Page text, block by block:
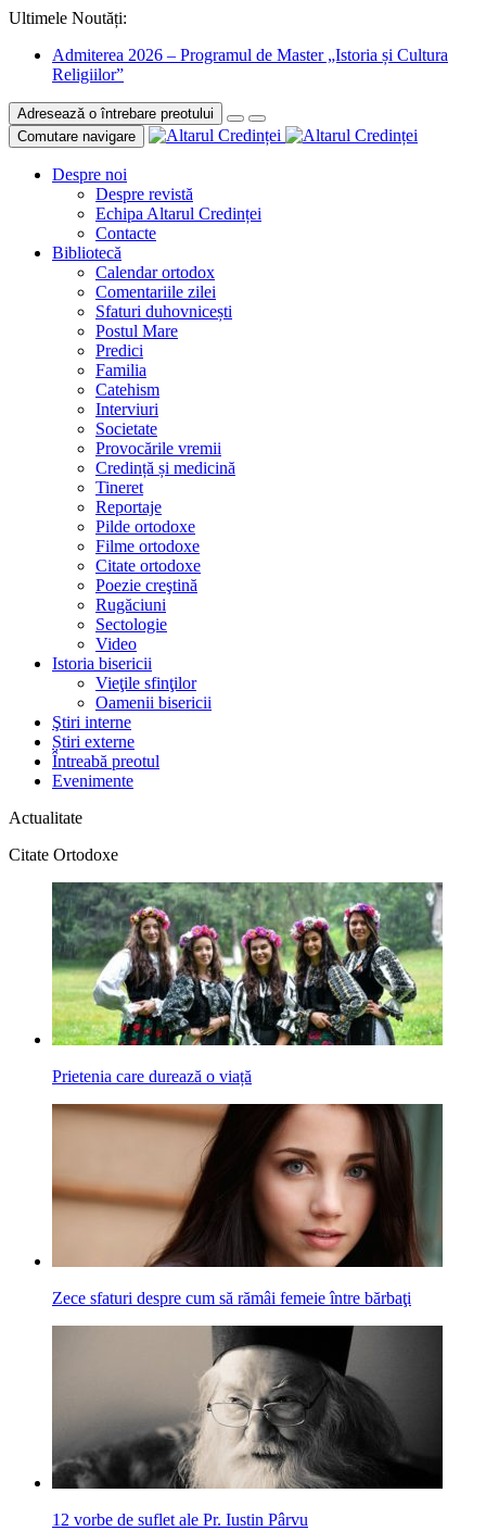
Ultimele Noutăți:
Admiterea 2026 – Programul de Master „Istoria și Cultura
Religiilor”
Adresează o întrebare preotului
Comutare navigare
Despre noi
Despre revistă
Echipa Altarul Credinței
Contacte
Bibliotecă
Calendar ortodox
Comentariile zilei
Sfaturi duhovnicești
Postul Mare
Predici
Familia
Catehism
Interviuri
Societate
Provocările vremii
Credință și medicină
Tineret
Reportaje
Pilde ortodoxe
Filme ortodoxe
Citate ortodoxe
Poezie creştină
Rugăciuni
Sectologie
Video
Istoria bisericii
Vieţile sfinţilor
Oamenii bisericii
Ştiri interne
Știri externe
Întreabă preotul
Evenimente
Actualitate
Citate Ortodoxe
Prietenia care durează o viață
Zece sfaturi despre cum să rămâi femeie între bărbaţi
12 vorbe de suflet ale Pr. Iustin Pârvu